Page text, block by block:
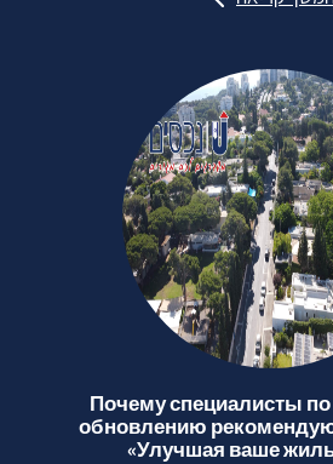
Почему специалисты
обновлению
«Улучшая ваше